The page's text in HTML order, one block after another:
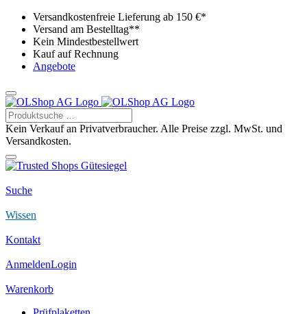
Versandkostenfreie Lieferung ab 150 €*
Versand am Bestelltag**
Kein Mindestbestellwert
Kauf auf Rechnung
Angebote
Kein Verkauf an Privatverbraucher. Alle Preise zzgl. MwSt. und
Versandkosten.
Suche
Wissen
Kontakt
AnmeldenLogin
Warenkorb